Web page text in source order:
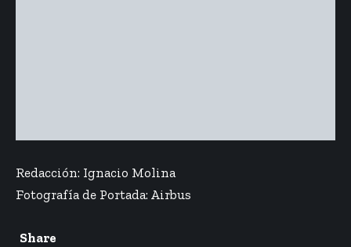
Redacción: Ignacio Molina
Fotografía de Portada: Airbus
Share